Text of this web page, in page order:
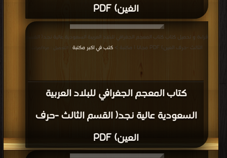
الغين) PDF
كتاب المعجم الجغرافي للبلاد العربية
السعودية عالية نجد( القسم الثالث -حرف
العين) PDF
قراءة و تحميل كتاب كتاب المعجم الجغرافي للبلاد العربية السعودية عالية نجد( القسم
الثالث -حرف العين) PDF مجانا | مكتبة >
كتب في اكبر مكتبة | التحميل : مرة/مرات